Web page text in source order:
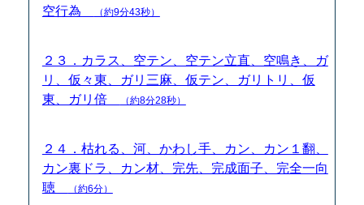
空行為
（約9分43秒）
２３．カラス、空テン、空テン立直、空鳴き、ガ
リ、仮々東、ガリ三麻、仮テン、ガリトリ、仮
東、ガリ倍
（約8分28秒）
２４．枯れる、河、かわし手、カン、カン１翻、
カン裏ドラ、カン材、完先、完成面子、完全一向
聴
（約6分）